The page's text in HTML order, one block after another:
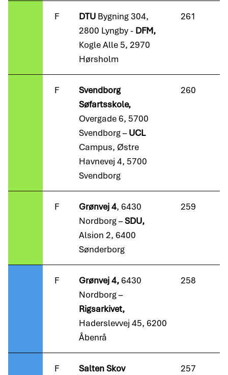
F DTU Bygning 304,
2800 Lyngby - DFM,
Kogle Alle 5, 2970
Hørsholm
261
F
Svendborg
Søfartsskole,
Overgade 6, 5700
Svendborg –UCL
Campus, Østre
Havnevej 4, 5700
Svendborg
260
F Grønvej4, 6430
Nordborg –SDU,
Alsion 2, 6400
Sønderborg
259
F Grønvej 4,6430
Nordborg –
Rigsarkivet,
Haderslevvej 45, 6200
Åbenrå
258
F Salten Skov 257